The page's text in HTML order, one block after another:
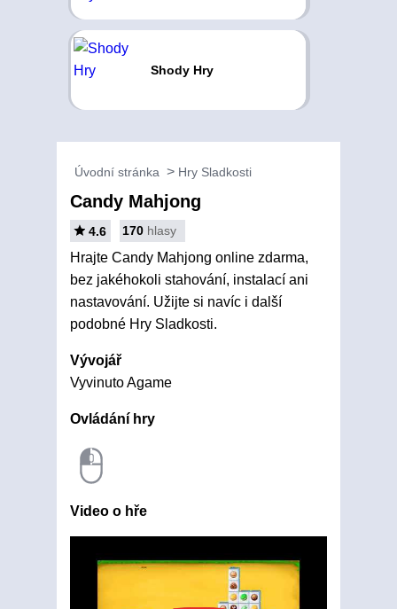
Shody Hry
Úvodní stránka Hry Sladkosti
Candy Mahjong
4.6 170 hlasy
Hrajte Candy Mahjong online zdarma,
bez jakéhokoli stahování, instalací ani
nastavování. Užijte si navíc i další
podobné Hry Sladkosti.
Vývojář
Vyvinuto Agame
Ovládání hry
Video o hře